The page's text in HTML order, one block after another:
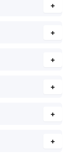
+
+
+
+
+
+